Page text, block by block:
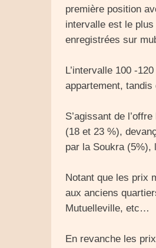
première position
intervalle est le
enregistrées sur
L’intervalle 100 -
appartement,
S’agissant de
(18 et 23 %),
par la Soukra (5%),
Notant que les prix
aux anciens
Mutuelleville, etc…
En revanche les